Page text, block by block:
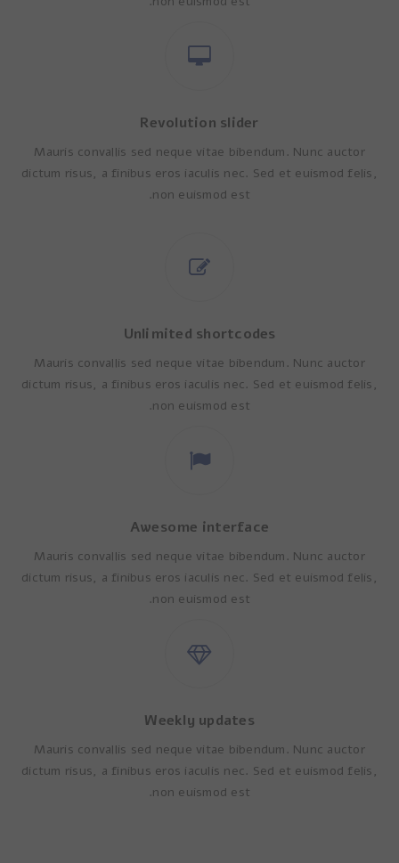
Revolution slider
Mauris convallis sed neque vitae bibendum. Nunc auctor
dictum risus, a finibus eros iaculis nec. Sed et euismod felis,
non euismod est.
Unlimited shortcodes
Mauris convallis sed neque vitae bibendum. Nunc auctor
dictum risus, a finibus eros iaculis nec. Sed et euismod felis,
non euismod est.
Awesome interface
Mauris convallis sed neque vitae bibendum. Nunc auctor
dictum risus, a finibus eros iaculis nec. Sed et euismod felis,
non euismod est.
Weekly updates
Mauris convallis sed neque vitae bibendum. Nunc auctor
dictum risus, a finibus eros iaculis nec. Sed et euismod felis,
non euismod est.